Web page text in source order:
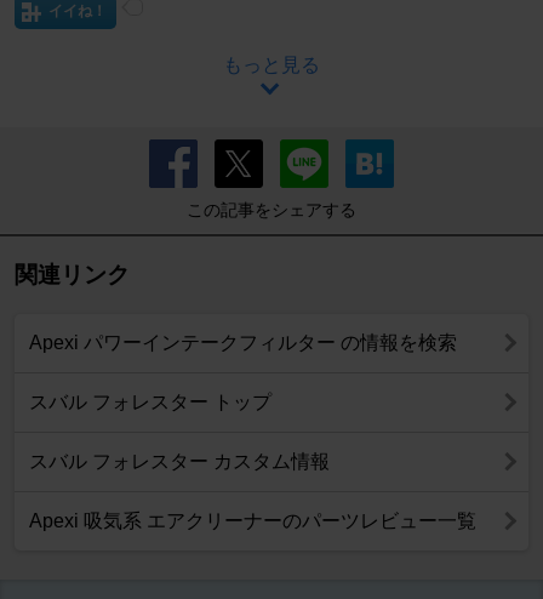
イイね！
もっと見る
この記事をシェアする
関連リンク
Apexi パワーインテークフィルター の情報を検索
スバル フォレスター トップ
スバル フォレスター カスタム情報
Apexi 吸気系 エアクリーナーのパーツレビュー一覧